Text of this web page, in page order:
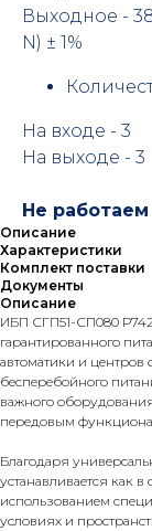
Выходное -
N) ± 1%
На входе - 3
На выходе - 3
Не
Описание
Характеристики
Комплект поставки
Документы
Описание
ИБП СГП51-СП080
гарантированного
автоматики и
бесперебойного
важного
передовым
Благодаря
устанавливается как
использованием
условиях и